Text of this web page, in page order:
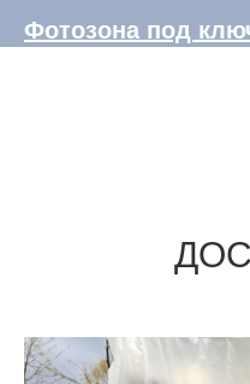
Фотозона под